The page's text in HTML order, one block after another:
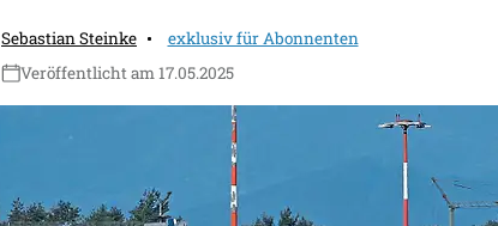
Sebastian Steinke
exklusiv für Abonnenten
Veröffentlicht am 17.05.2025